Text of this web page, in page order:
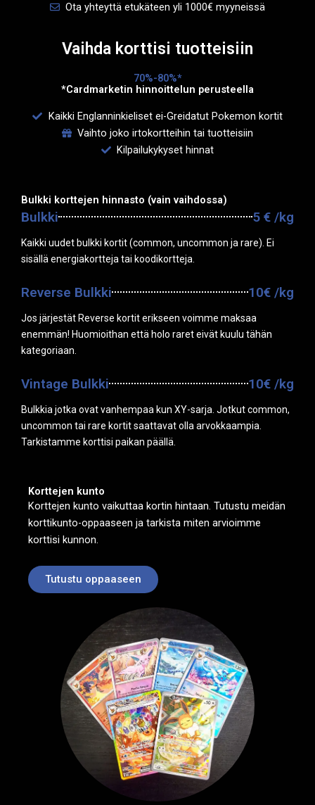
Ota yhteyttä etukäteen yli 1000€ myyneissä
Vaihda korttisi tuotteisiin
70%-80%*
*Cardmarketin hinnoittelun perusteella
Kaikki Englanninkieliset ei-Greidatut Pokemon kortit
Vaihto joko irtokortteihin tai tuotteisiin
Kilpailukykyset hinnat
Bulkki korttejen hinnasto (vain vaihdossa)
Bulkki 5 € /kg
Kaikki uudet bulkki kortit (common, uncommon ja rare). Ei
sisällä energiakortteja tai koodikortteja.
Reverse Bulkki 10€ /kg
Jos järjestät Reverse kortit erikseen voimme maksaa
enemmän! Huomioithan että holo raret eivät kuulu tähän
kategoriaan.
Vintage Bulkki 10€ /kg
Bulkkia jotka ovat vanhempaa kun XY-sarja. Jotkut common,
uncommon tai rare kortit saattavat olla arvokkaampia.
Tarkistamme korttisi paikan päällä.
Korttejen kunto
Korttejen kunto vaikuttaa kortin hintaan. Tutustu meidän
korttikunto-oppaaseen ja tarkista miten arvioimme
korttisi kunnon.
Tutustu oppaaseen